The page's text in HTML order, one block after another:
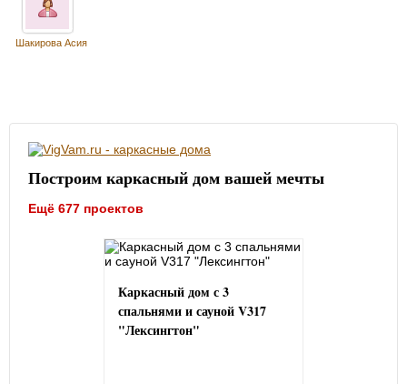
Шакирова Асия
Построим каркасный дом вашей мечты
Ещё 677 проектов
Каркасный дом с 3
спальнями и сауной V317
"Лексингтон"